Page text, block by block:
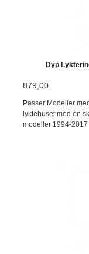
Dyp
879,00
Passer Modeller
lyktehuset med en
modeller 1994-2017